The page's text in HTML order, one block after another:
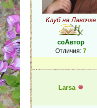
Клуб на Лавочке
соАвтор
Отличия: 7
Larsa